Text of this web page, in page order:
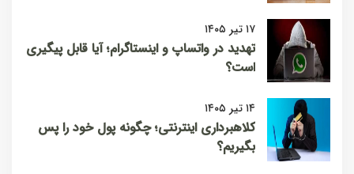
۱۷ تیر ۱۴۰۵
تهدید در واتساپ و اینستاگرام؛ آیا قابل پیگیری
است؟
۱۴ تیر ۱۴۰۵
کلاهبرداری اینترنتی؛ چگونه پول خود را پس
بگیریم؟